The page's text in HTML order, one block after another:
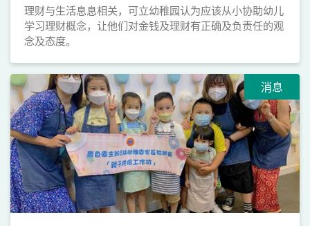
理财与生活息息相关，可立幼稚园认为应该从小协助幼儿
学习理财概念，让他们对金钱及理财有正确及负责任的观
念及态度。
消息